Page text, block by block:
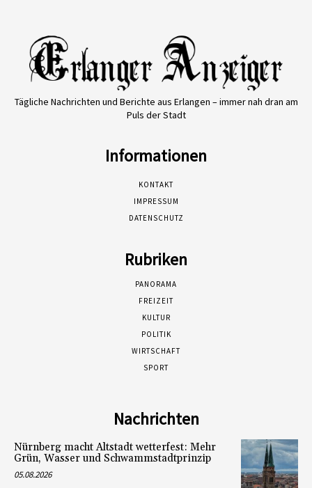
Tägliche Nachrichten und Berichte aus Erlangen – immer nah dran am
Puls der Stadt
Informationen
KONTAKT
IMPRESSUM
DATENSCHUTZ
Rubriken
PANORAMA
FREIZEIT
KULTUR
POLITIK
WIRTSCHAFT
SPORT
Nachrichten
Nürnberg macht Altstadt wetterfest: Mehr
Grün, Wasser und Schwammstadtprinzip
05.08.2026